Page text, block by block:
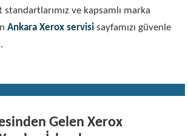
ve kapsamlı marka
Ankara Xerox servisi sayfamızı güvenle
Gelen Xerox